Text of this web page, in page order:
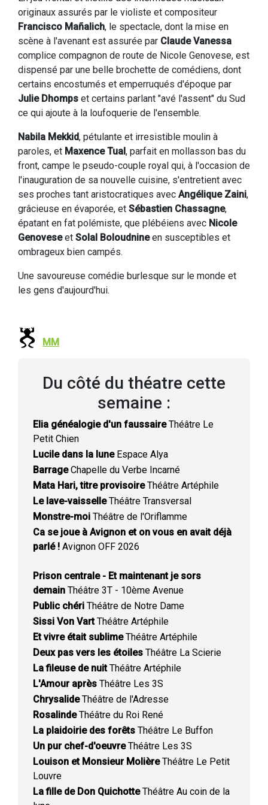
originaux assurés par le violiste et compositeur
Francisco Mañalich, le spectacle, dont la mise en
scène à l'avenant est assurée par Claude Vanessa
complice compagnon de route de Nicole Genovese, est
dispensé par une belle brochette de comédiens, dont
certains encostumés et emperruqués d'époque par
Julie Dhomps et certains parlant "avé l'assent" du Sud
ce qui ajoute à la loufoquerie de l'ensemble.
Nabila Mekkid, pétulante et irresistible moulin à
paroles, et Maxence Tual, parfait en mollasson bas du
front, campe le pseudo-couple royal qui, à l'occasion de
l'inauguration de sa nouvelle cuisine, s'entretient avec
ses proches tant aristocratiques avec Angélique Zaini,
grâcieuse en évaporée, et Sébastien Chassagne,
épatant en fat polémiste, que plébéiens avec Nicole
Genoveseet Solal Boloudnineen susceptibles et
ombrageux bien campés.
Une savoureuse comédie burlesque sur le monde et
les gens d'aujourd'hui.
MM
Du côté du théatre cette
semaine :
Elia généalogie d'un faussaireThéâtre Le
Petit Chien
Lucile dans la luneEspace Alya
BarrageChapelle du Verbe Incarné
Mata Hari, titre provisoireThéâtre Artéphile
Le lave-vaisselleThéâtre Transversal
Monstre-moi Théâtre de l'Oriflamme
Ca se joue à Avignon et on vous en avait déjà
parlé ! Avignon OFF 2026
Prison centrale - Et maintenant je sors
demain Théâtre 3T - 10ème Avenue
Public chéri Théâtre de Notre Dame
Sissi Von VartThéâtre Artéphile
Et vivre était sublimeThéâtre Artéphile
Deux pas vers les étoiles Théâtre La Scierie
La fileuse de nuitThéâtre Artéphile
L'Amour après Théâtre Les 3S
ChrysalideThéâtre de l'Adresse
RosalindeThéâtre du Roi René
La plaidoirie des forêts Théâtre Le Buffon
Un pur chef-d'oeuvreThéâtre Les 3S
Louison et Monsieur MolièreThéâtre Le Petit
Louvre
La fille de Don QuichotteThéâtre Au coin de la